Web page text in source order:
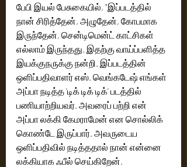
பேபி இயல் பேசுகையில், "இப்படத்தில்
நான் சிரித்தேன், அழுதேன், கோபமாக
இருந்தேன், சென்டிமென்ட் காட்சிகள்
எல்லாம் இருந்தது. இதற்கு வாய்ப்பளித்த
இயக்குநருக்கு நன்றி. இப்படத்தின்
ஒளிப்பதிவாளர் எஸ். வெங்கடேஷ் எங்கள்
அப்பா நடித்த 'டிக் டிக் டிக்' படத்தில்
பணியாற்றியவர். அவரைப் பற்றி என்
அப்பா லக்கி கேமராமேன் என சொல்லிக்
கொண்டே இருப்பார். அவருடைய
ஒளிப்பதிவில் நடித்ததால் நான் என்னை
லக்கியாக ஃபீல் செய்கிறேன்.